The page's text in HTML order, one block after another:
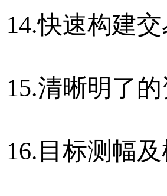
14.快速构建
15.清晰明了
16.目标测幅